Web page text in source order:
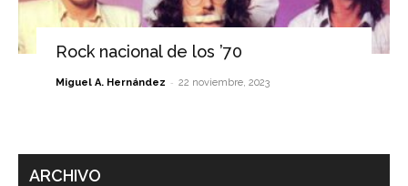
Rock nacional de los ’70
Miguel A. Hernández - 22 noviembre, 2023
ARCHIVO